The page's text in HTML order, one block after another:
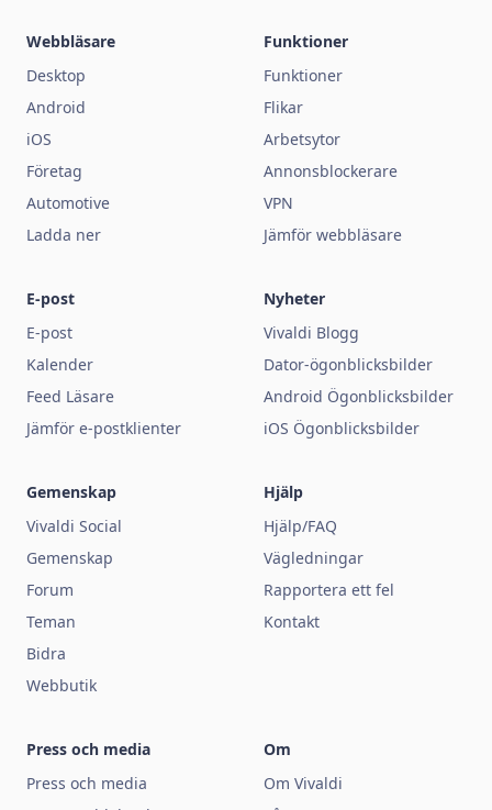
Webbläsare
Desktop
Android
iOS
Företag
Automotive
Ladda ner
Funktioner
Funktioner
Flikar
Arbetsytor
Annonsblockerare
VPN
Jämför webbläsare
E-post
E-post
Kalender
Feed Läsare
Jämför e-postklienter
Nyheter
Vivaldi Blogg
Dator-ögonblicksbilder
Android Ögonblicksbilder
iOS Ögonblicksbilder
Gemenskap
Vivaldi Social
Gemenskap
Forum
Teman
Bidra
Webbutik
Hjälp
Hjälp/FAQ
Vägledningar
Rapportera ett fel
Kontakt
Press och media
Press och media
Om
Om Vivaldi